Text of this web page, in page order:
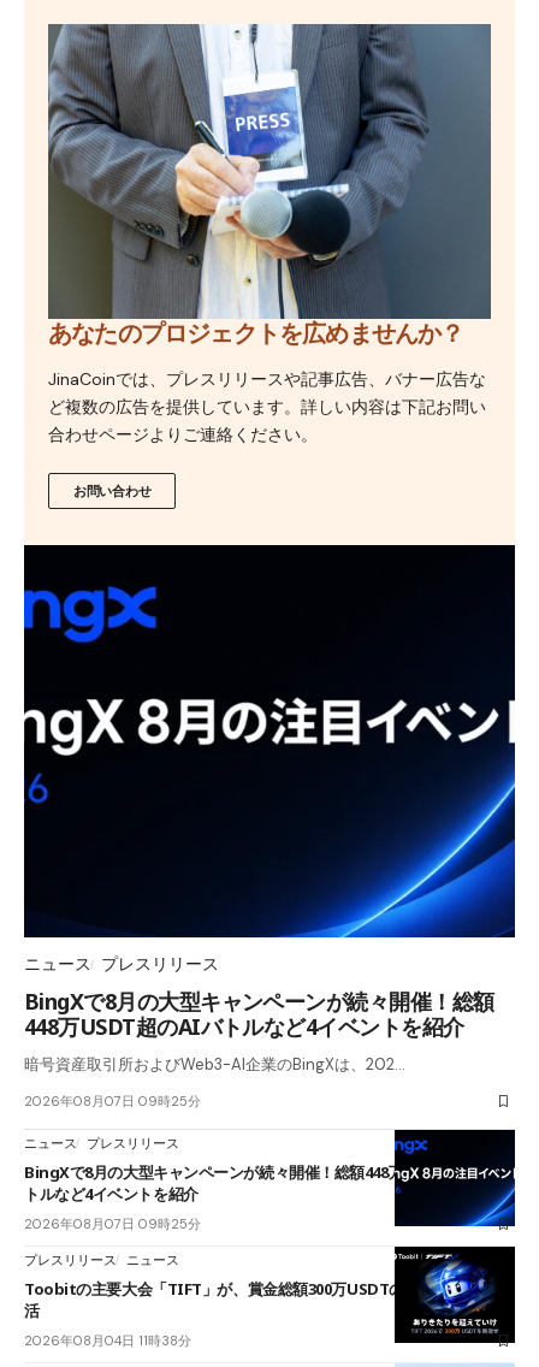
あなたのプロジェクトを広めませんか？
JinaCoinでは、プレスリリースや記事広告、バナー広告な
ど複数の広告を提供しています。詳しい内容は下記お問い
合わせページよりご連絡ください。
お問い合わせ
ニュース プレスリリース
BingXで8月の大型キャンペーンが続々開催！総額
448万USDT超のAIバトルなど4イベントを紹介
暗号資産取引所およびWeb3-AI企業のBingXは、202…
2026年08月07日 09時25分
ニュース プレスリリース
BingXで8月の大型キャンペーンが続々開催！総額448万USDT超のAIバ
トルなど4イベントを紹介
2026年08月07日 09時25分
プレスリリース ニュース
Toobitの主要大会「TIFT」が、賞金総額300万USDTのレースとして復
活
2026年08月04日 11時38分